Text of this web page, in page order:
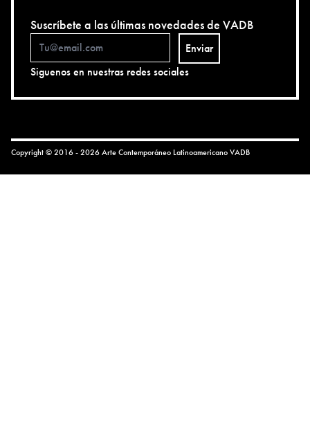
Suscríbete a las últimas novedades de VADB
Enviar
Siguenos en nuestras redes sociales
Copyright © 2016 - 2026 Arte Contemporáneo LatinoamericanoVADB